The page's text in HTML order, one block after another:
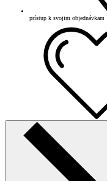
prístup k svojim objednávkam